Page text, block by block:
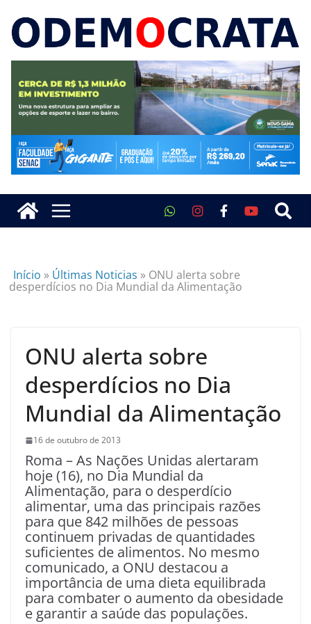
Início » Últimas Noticias » ONU alerta sobre
desperdícios no Dia Mundial da Alimentação
ONU alerta sobre
desperdícios no Dia
Mundial da Alimentação
16 de outubro de 2013
Roma – As Nações Unidas alertaram
hoje (16), no Dia Mundial da
Alimentação, para o desperdício
alimentar, uma das principais razões
para que 842 milhões de pessoas
continuem privadas de quantidades
suficientes de alimentos. No mesmo
comunicado, a ONU destacou a
importância de uma dieta equilibrada
para combater o aumento da obesidade
e garantir a saúde das populações.